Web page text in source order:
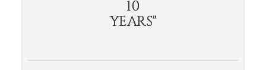
10
YEARS"